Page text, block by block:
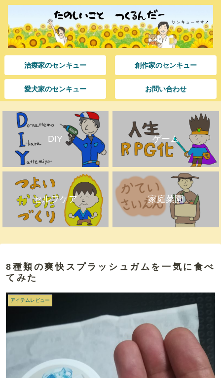
治療家のセンキュー 創作家のセンキュー
愛犬家のセンキュー お問い合わせ
DIY ゲーム
セルフケア 家庭菜園
8種類の爽快スプラッシュガムを一気に食べ
てみた
アイテムレビュー